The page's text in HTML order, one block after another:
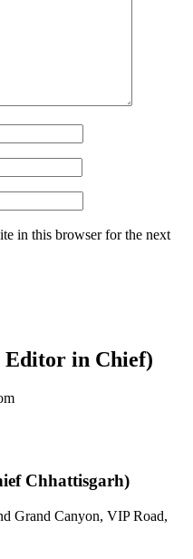
in this browser for the next
Editor in Chief)
Chhattisgarh)
Grand Canyon, VIP Road,